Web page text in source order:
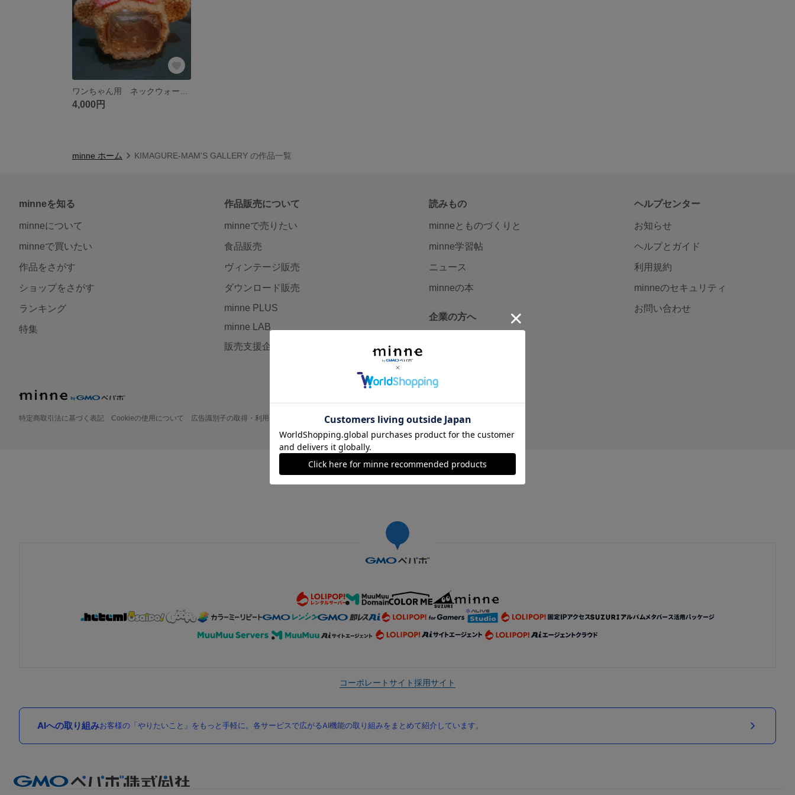
4,000円
minne ホーム KIMAGURE-MAM'S GALLERY の作品一覧
minneを知る
minneについて
minneで買いたい
作品をさがす
ショップをさがす
ランキング
特集
作品販売について
minneで売りたい
食品販売
ヴィンテージ販売
ダウンロード販売
minne PLUS
minne LAB
販売支援企画・イベント
読みもの
minneとものづくりと
minne学習帖
ニュース
minneの本
企業の方へ
ヘルプセンター
お知らせ
ヘルプとガイド
利用規約
minneのセキュリティ
お問い合わせ
特定商取引法に基づく表記 Cookieの使用について 広告識別子の取得・利用 プライバシーポリシー 会社概要 採用情報 メディアキット
©GMO Pepabo, Inc. All rights reserved.
コーポレートサイト採用サイト
AIへの取り組みお客様の「やりたいこと」をもっと手軽に。各サービスで広がるAI機能の取り組みをまとめて紹介しています。